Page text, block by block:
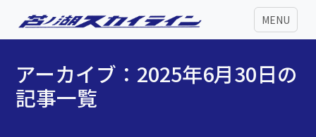
MENU
アーカイブ：2025年6月30日の
記事一覧